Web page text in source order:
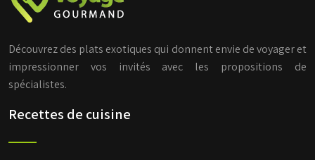
Découvrez des plats exotiques qui donnent envie de voyager et
impressionner vos invités avec les propositions de
spécialistes.
Recettes de cuisine